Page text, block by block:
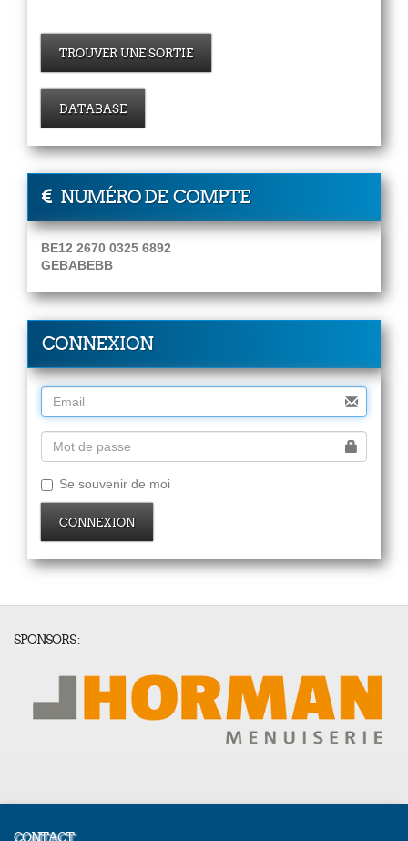
TROUVER UNE SORTIE
DATABASE
NUMÉRO DE COMPTE
BE12 2670 0325 6892
GEBABEBB
CONNEXION
Se souvenir de moi
CONNEXION
SPONSORS :